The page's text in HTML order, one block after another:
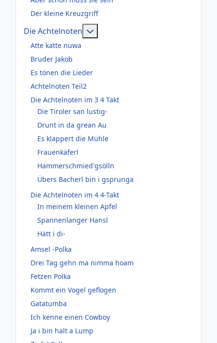
Der kleine Kreuzgriff
Die Achtelnoten
Atte katte nuwa
Bruder Jakob
Es tönen die Lieder
Achtelnoten Teil2
Die Achtelnoten im 3 4 Takt
Die Tiroler san lustig-
Drunt in da grean Au
Es klappert die Mühle
Frauenkäferl
Hammerschmied'gsölln
Übers Bacherl bin i gsprunga
Die Achtelnoten im 4 4-Takt
In meinem kleinen Apfel
Spannenlanger Hansl
Hätt i di-
Amsel -Polka
Drei Tag gehn ma nimma hoam
Fetzen Polka
Kommt ein Vogel geflogen
Gatatumba
Ich kenne einen Cowboy
Ja i bin halt a Lump